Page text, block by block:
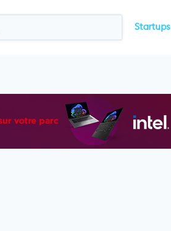
Startups